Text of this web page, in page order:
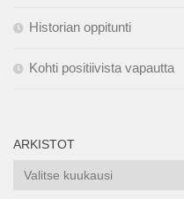
Historian oppitunti
Kohti positiivista vapautta
ARKISTOT
Arkistot